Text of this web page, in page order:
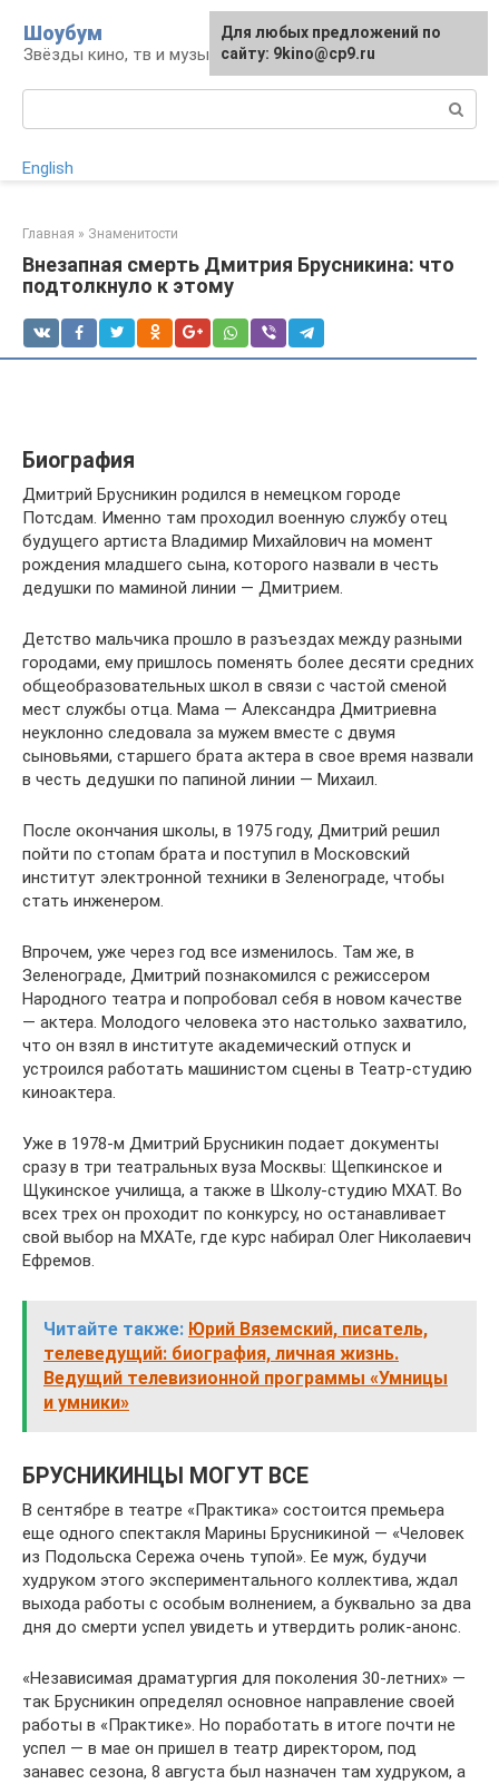
контенту
Шоубум
Звёзды кино, тв и музыки
English
Главная » Знаменитости
Внезапная смерть Дмитрия Брусникина: что
подтолкнуло к этому
Биография
Дмитрий Брусникин родился в немецком городе
Потсдам. Именно там проходил военную службу отец
будущего артиста Владимир Михайлович на момент
рождения младшего сына, которого назвали в честь
дедушки по маминой линии — Дмитрием.
Детство мальчика прошло в разъездах между разными
городами, ему пришлось поменять более десяти средних
общеобразовательных школ в связи с частой сменой
мест службы отца. Мама — Александра Дмитриевна
неуклонно следовала за мужем вместе с двумя
сыновьями, старшего брата актера в свое время назвали
в честь дедушки по папиной линии — Михаил.
После окончания школы, в 1975 году, Дмитрий решил
пойти по стопам брата и поступил в Московский
институт электронной техники в Зеленограде, чтобы
стать инженером.
Впрочем, уже через год все изменилось. Там же, в
Зеленограде, Дмитрий познакомился с режиссером
Народного театра и попробовал себя в новом качестве
— актера. Молодого человека это настолько захватило,
что он взял в институте академический отпуск и
устроился работать машинистом сцены в Театр-студию
киноактера.
Уже в 1978-м Дмитрий Брусникин подает документы
сразу в три театральных вуза Москвы: Щепкинское и
Щукинское училища, а также в Школу-студию МХАТ. Во
всех трех он проходит по конкурсу, но останавливает
свой выбор на МХАТе, где курс набирал Олег Николаевич
Ефремов.
Читайте также: Юрий Вяземский, писатель,
телеведущий: биография, личная жизнь.
Ведущий телевизионной программы «Умницы
и умники»
БРУСНИКИНЦЫ МОГУТ ВСЕ
В сентябре в театре «Практика» состоится премьера
еще одного спектакля Марины Брусникиной — «Человек
из Подольска Сережа очень тупой». Ее муж, будучи
худруком этого экспериментального коллектива, ждал
выхода работы с особым волнением, а буквально за два
дня до смерти успел увидеть и утвердить ролик-анонс.
«Независимая драматургия для поколения 30-летних» —
так Брусникин определял основное направление своей
работы в «Практике». Но поработать в итоге почти не
успел — в мае он пришел в театр директором, под
занавес сезона, 8 августа был назначен там худруком, а
Для любых предложений по
сайту: 9kino@cp9.ru